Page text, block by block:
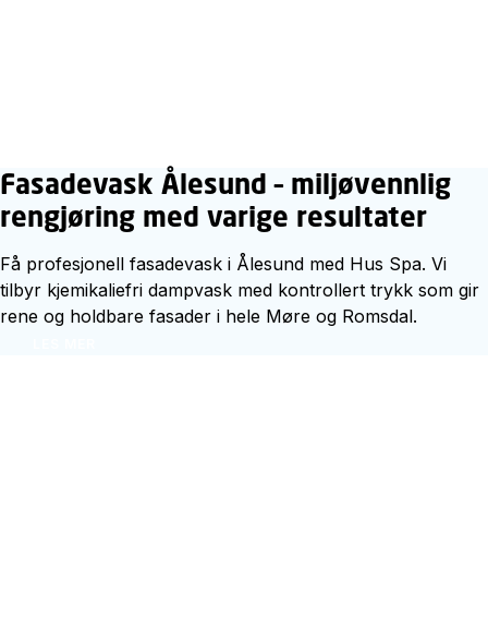
Fasadevask Ålesund – miljøvennlig
rengjøring med varige resultater
Få profesjonell fasadevask i Ålesund med Hus Spa. Vi
tilbyr kjemikaliefri dampvask med kontrollert trykk som gir
rene og holdbare fasader i hele Møre og Romsdal.